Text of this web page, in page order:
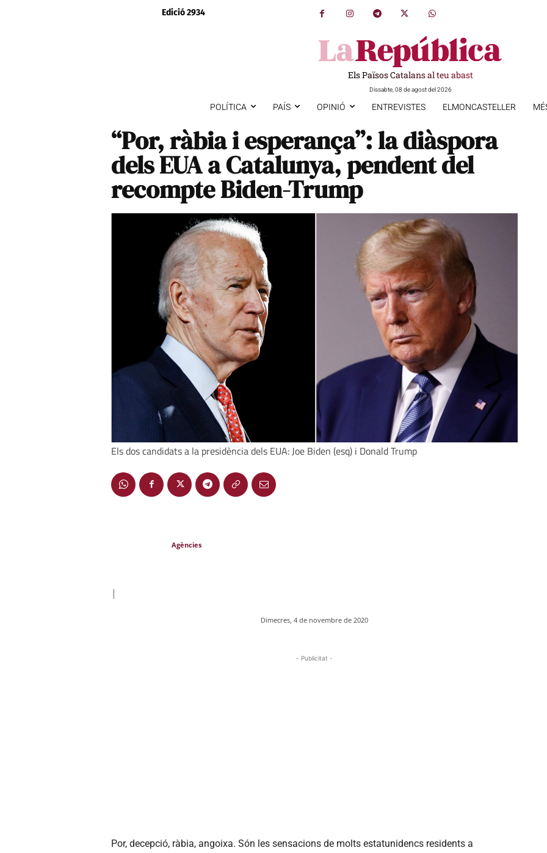
Edició 2934
Els Països Catalans al teu abast
Dissabte, 08 de agost del 2026
POLÍTICA PAÍS OPINIÓ ENTREVISTES ELMONCASTELLER
“Por, ràbia i esperança”: la diàspora
dels EUA a Catalunya, pendent del
recompte Biden-Trump
Els dos candidats a la presidència dels EUA: Joe Biden (esq) i Donald Trump
Agències
|
Dimecres, 4 de novembre de 2020
- Publicitat -
Por, decepció, ràbia, angoixa. Són les sensacions de molts estatunidencs residents a